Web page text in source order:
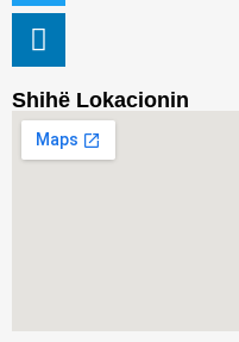
Shihë Lokacionin